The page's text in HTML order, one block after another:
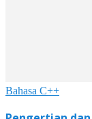
Bahasa C++